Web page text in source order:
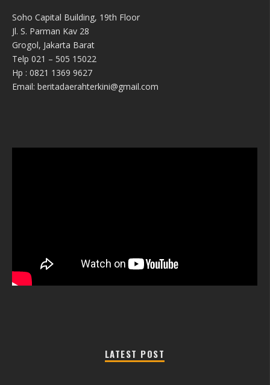
Soho Capital Building, 19th Floor
Jl. S. Parman Kav 28
Grogol, Jakarta Barat
Telp 021 – 505 15022
Hp : 0821 1369 9627
Email: beritadaerahterkini@gmail.com
LATEST POST